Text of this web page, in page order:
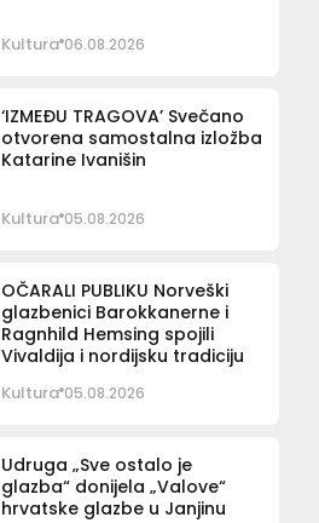
Kultura 06.08.2026
‘IZMEĐU TRAGOVA’ Svečano
otvorena samostalna izložba
Katarine Ivanišin
Kultura 05.08.2026
OČARALI PUBLIKU Norveški
glazbenici Barokkanerne i
Ragnhild Hemsing spojili
Vivaldija i nordijsku tradiciju
Kultura 05.08.2026
Udruga „Sve ostalo je
glazba“ donijela „Valove“
hrvatske glazbe u Janjinu